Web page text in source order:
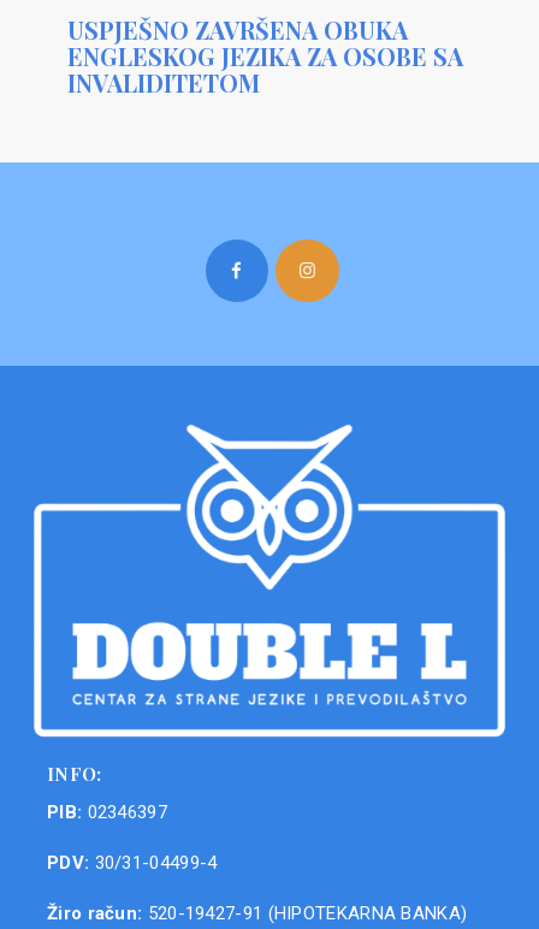
USPJEŠNO ZAVRŠENA OBUKA
ENGLESKOG JEZIKA ZA OSOBE SA
INVALIDITETOM
INFO:
PIB: 02346397
PDV: 30/31-04499-4
Žiro račun: 520-19427-91 (HIPOTEKARNA BANKA)